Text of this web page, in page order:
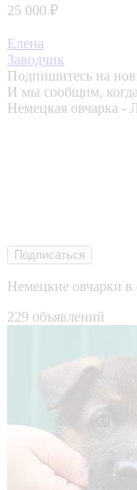
25 000 ₽
Елена
Заводчик
Подпишитесь на
И мы сообщим,
Немецкая овчарка -
Подписаться
Немецкие овчарки в
229 объявлений